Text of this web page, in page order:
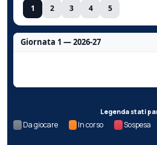
1 2 3 4 5
Giornata 1 — 2026-27
Legenda stati
Da giocare In corso Sospesa